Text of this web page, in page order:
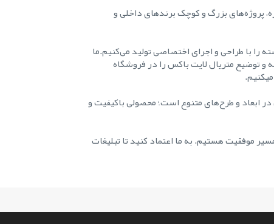
پروژه‌های بزرگ و کوچک برندهای داخلی و
را با طراحی و اجرای اختصاصی تولید می‌کنیم.ما
و توضیع متریال لایت باکس را در فروشگاه
ابعاد و طرح‌های متنوع است؛ محصولی باکیفیت و
موفقیت هستیم. به ما اعتماد کنید تا تبلیغات